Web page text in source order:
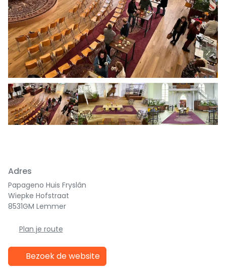
Previous Next
Adres
Papageno Huis Fryslân
Wiepke Hofstraat
8531GM Lemmer
Plan je route
Bezoek de website